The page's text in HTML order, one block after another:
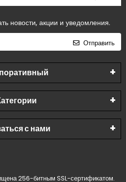
новости, акции и уведомления.
Отправить
с нами
256-битным SSL-сертификатом.